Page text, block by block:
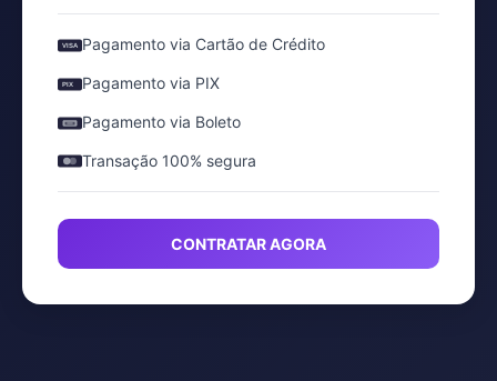
VISA Pagamento via Cartão de Crédito
PIX Pagamento via PIX
Pagamento via Boleto
Transação 100% segura
CONTRATAR AGORA